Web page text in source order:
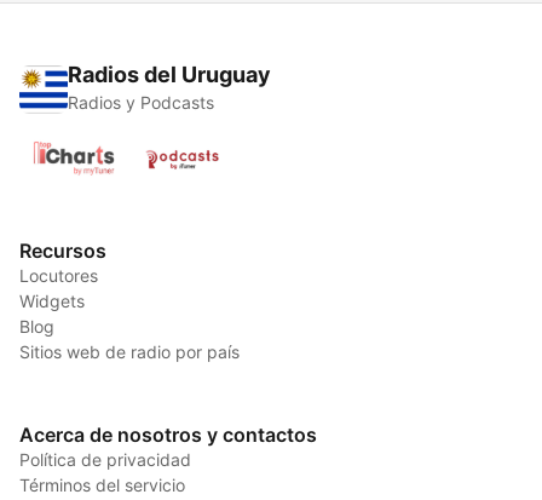
Radios del Uruguay
Radios y Podcasts
Recursos
Locutores
Widgets
Blog
Sitios web de radio por país
Acerca de nosotros y contactos
Política de privacidad
Términos del servicio